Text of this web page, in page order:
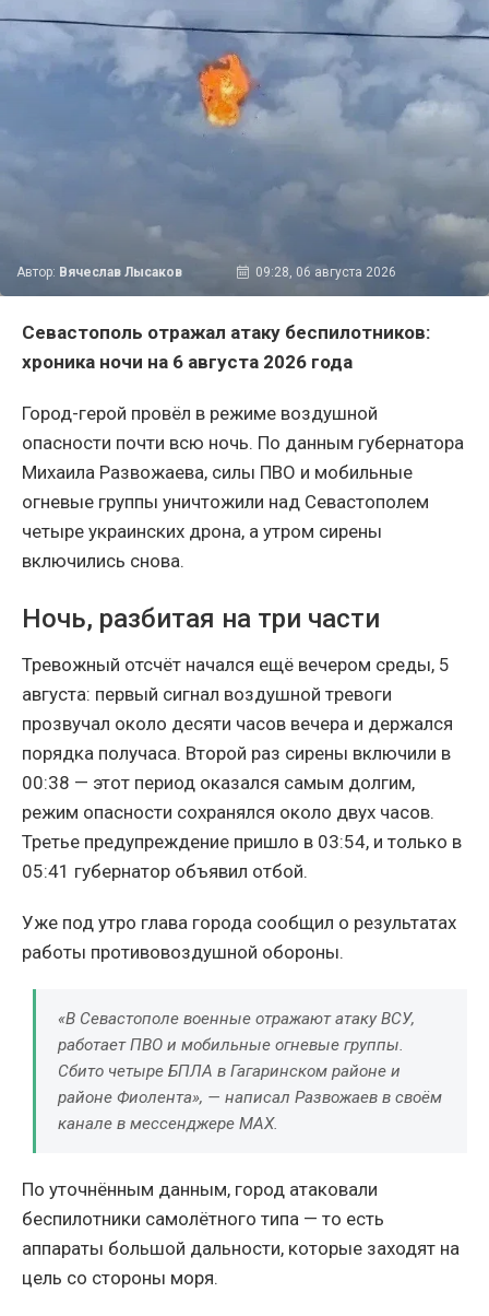
Автор: Вячеслав Лысаков 09:28, 06 августа 2026
Севастополь отражал атаку беспилотников:
хроника ночи на 6 августа 2026 года
Город-герой провёл в режиме воздушной
опасности почти всю ночь. По данным губернатора
Михаила Развожаева, силы ПВО и мобильные
огневые группы уничтожили над Севастополем
четыре украинских дрона, а утром сирены
включились снова.
Ночь, разбитая на три части
Тревожный отсчёт начался ещё вечером среды, 5
августа: первый сигнал воздушной тревоги
прозвучал около десяти часов вечера и держался
порядка получаса. Второй раз сирены включили в
00:38 — этот период оказался самым долгим,
режим опасности сохранялся около двух часов.
Третье предупреждение пришло в 03:54, и только в
05:41 губернатор объявил отбой.
Уже под утро глава города сообщил о результатах
работы противовоздушной обороны.
«В Севастополе военные отражают атаку ВСУ,
работает ПВО и мобильные огневые группы.
Сбито четыре БПЛА в Гагаринском районе и
районе Фиолента», — написал Развожаев в своём
канале в мессенджере MAX.
По уточнённым данным, город атаковали
беспилотники самолётного типа — то есть
аппараты большой дальности, которые заходят на
цель со стороны моря.